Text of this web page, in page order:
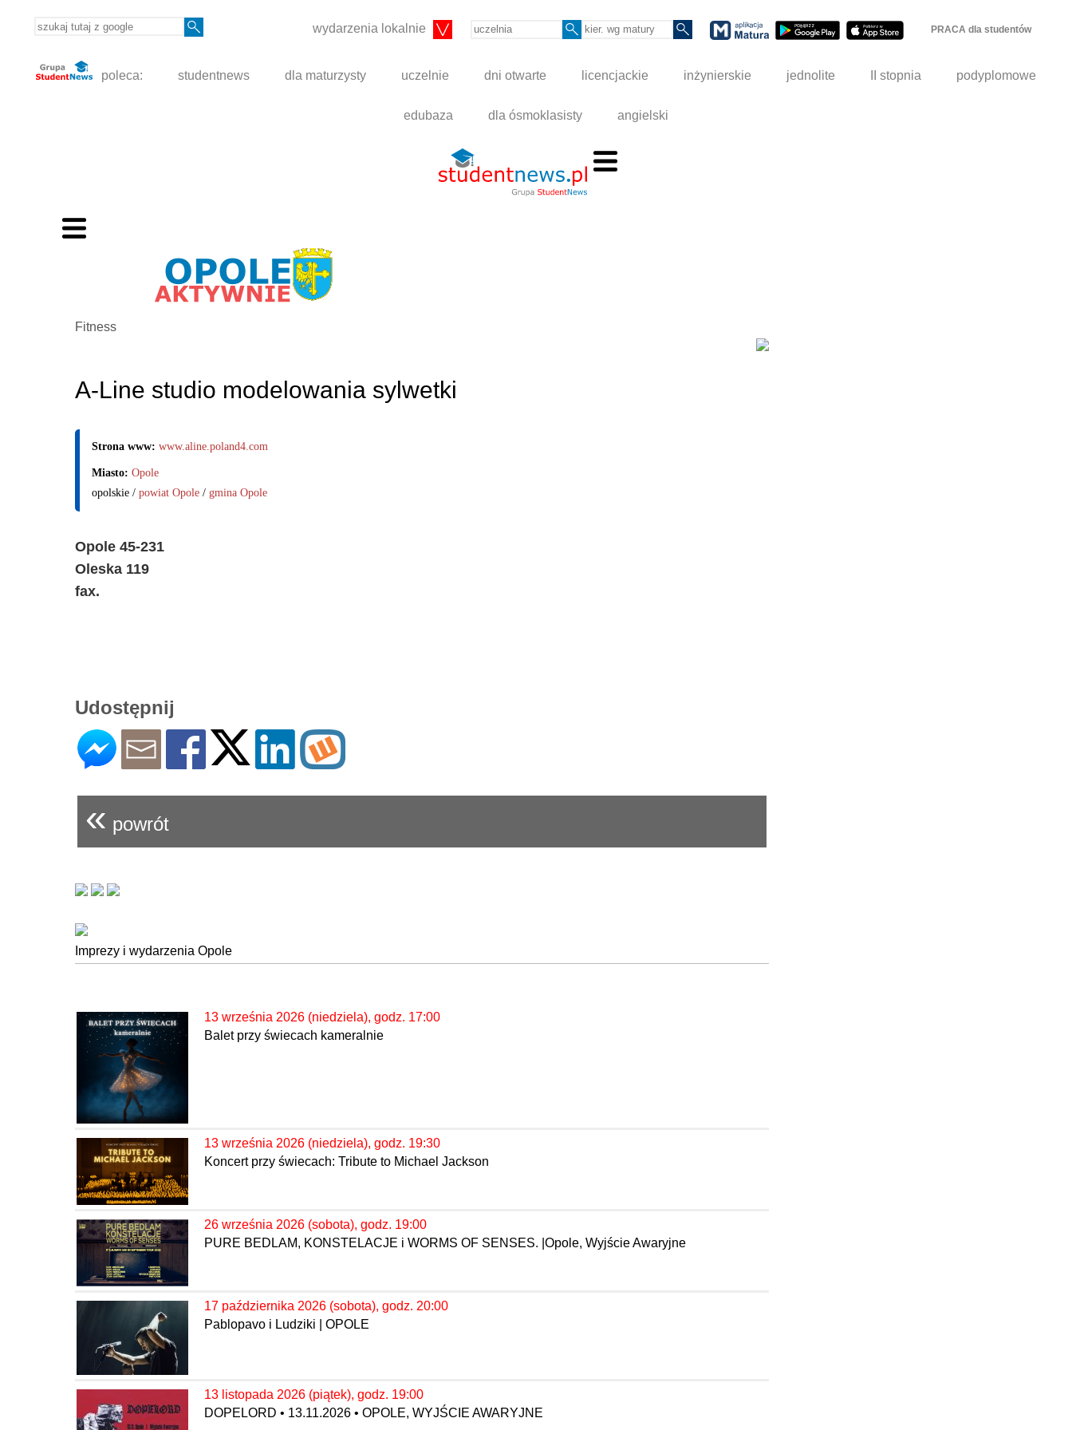
wydarzenia lokalnie PRACA dla studentów
poleca: studentnews dla maturzysty uczelnie dni otwarte licencjackie inżynierskie jednolite II stopnia podyplomowe
edubaza dla ósmoklasisty angielski
Fitness
A-Line studio modelowania sylwetki
Strona www: www.aline.poland4.com
Miasto: Opole
opolskie / powiat Opole / gmina Opole
Opole 45-231
Oleska 119
fax.
Udostępnij
« powrót
Imprezy i wydarzenia Opole
13 września 2026 (niedziela), godz. 17:00
Balet przy świecach kameralnie
13 września 2026 (niedziela), godz. 19:30
Koncert przy świecach: Tribute to Michael Jackson
26 września 2026 (sobota), godz. 19:00
PURE BEDLAM, KONSTELACJE i WORMS OF SENSES. |Opole, Wyjście Awaryjne
17 października 2026 (sobota), godz. 20:00
Pablopavo i Ludziki | OPOLE
13 listopada 2026 (piątek), godz. 19:00
DOPELORD • 13.11.2026 • OPOLE, WYJŚCIE AWARYJNE